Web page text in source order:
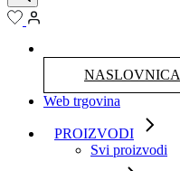
NASLOVNICA
Web trgovina
PROIZVODI
Svi proizvodi